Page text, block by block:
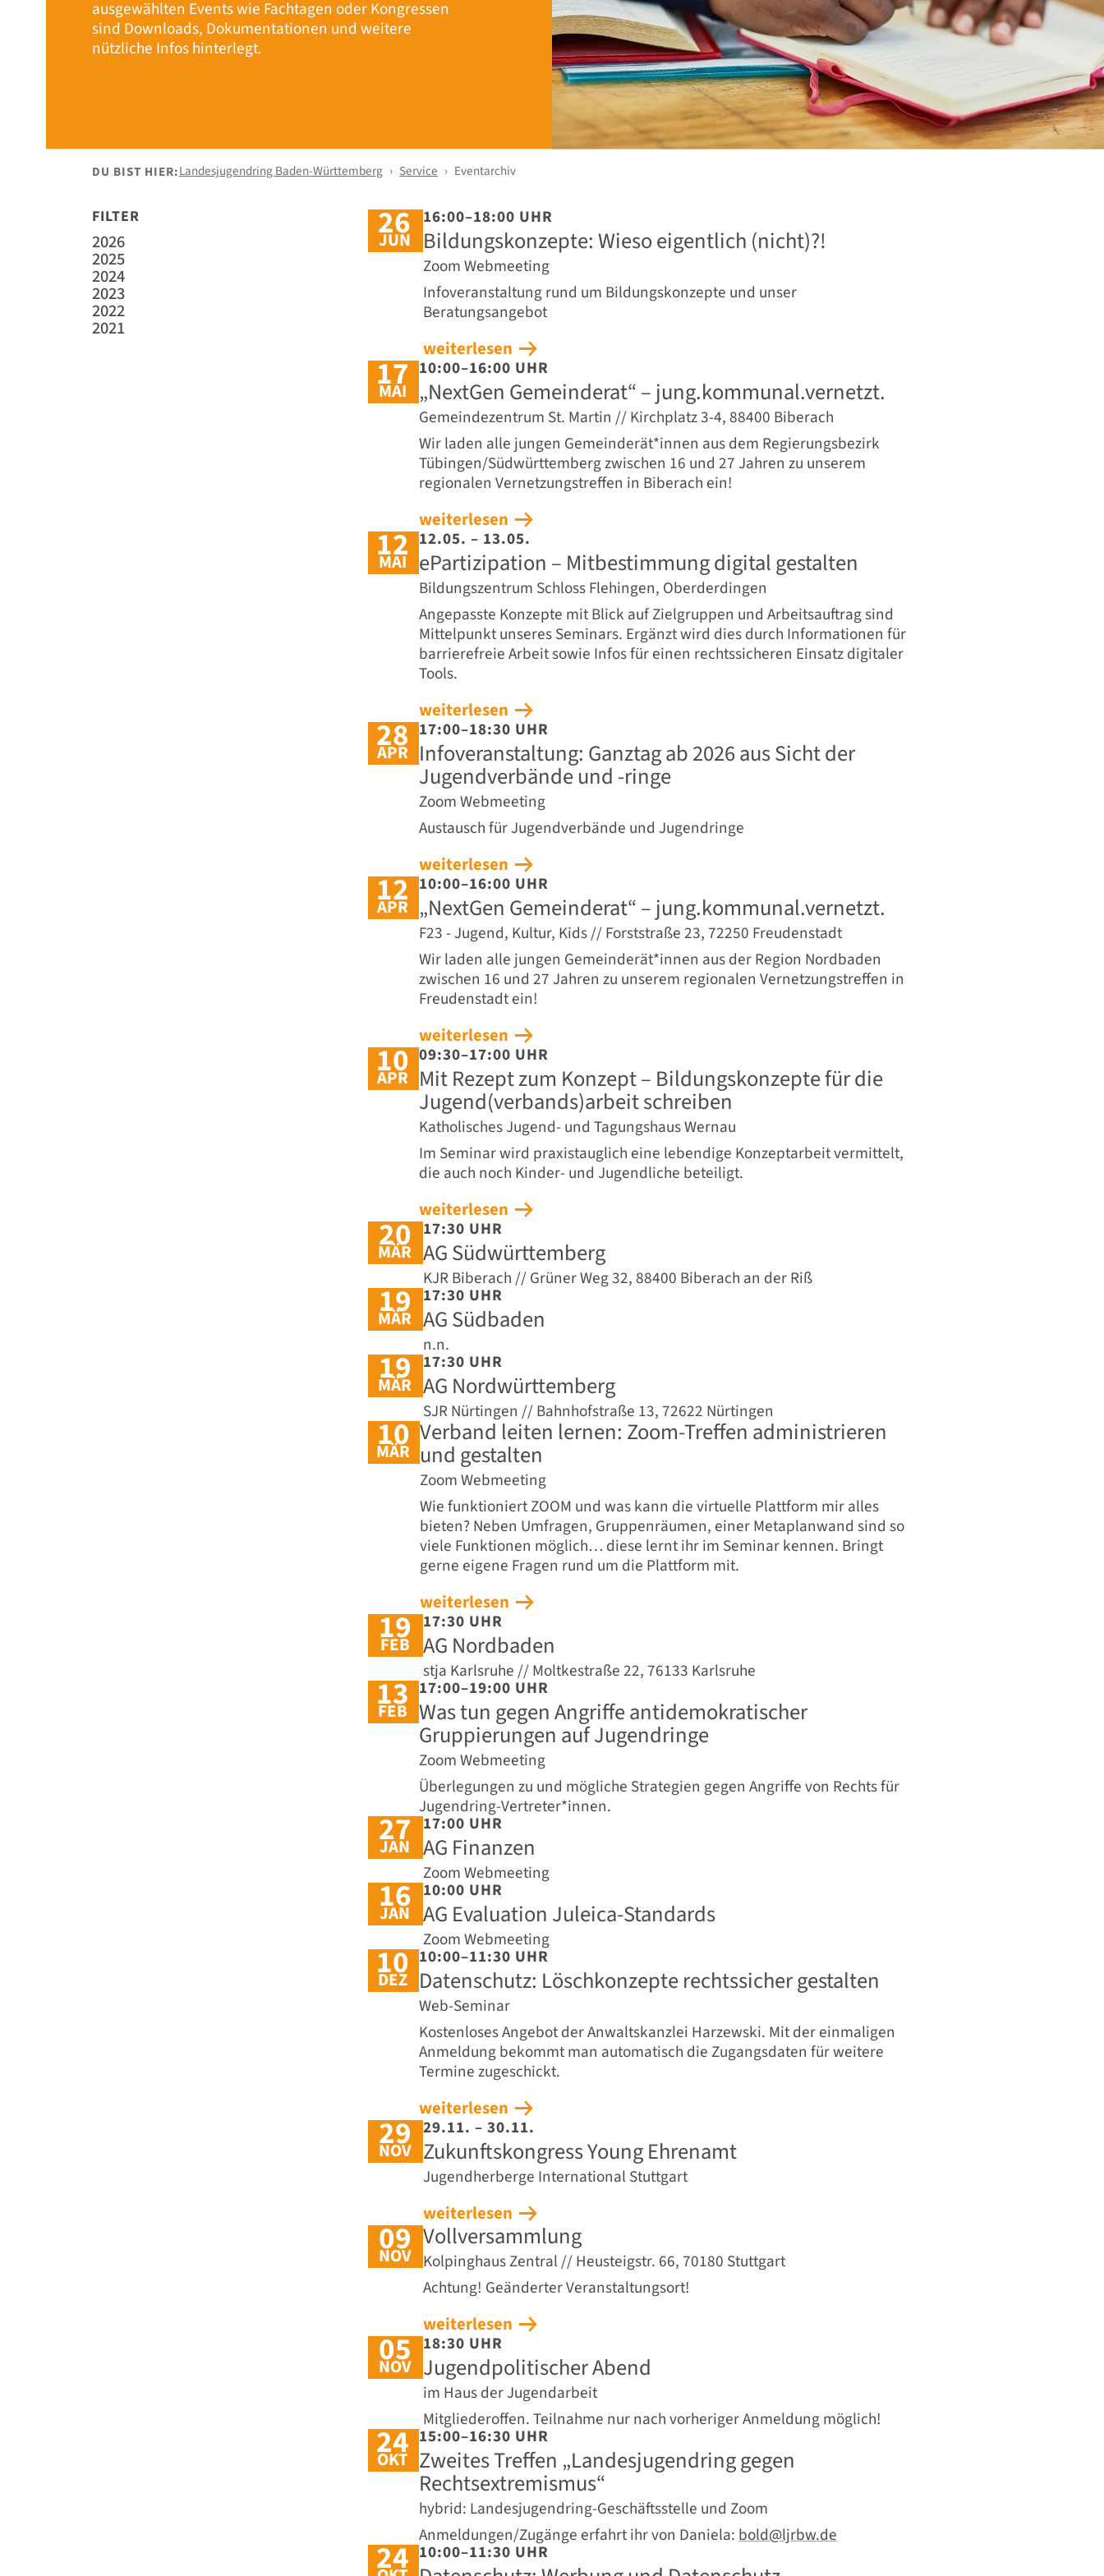
ausgewählten Events wie Fachtagen oder Kongressen
sind Downloads, Dokumentationen und weitere
nützliche Infos hinterlegt.
DU BIST HIER:Landesjugendring Baden-Württemberg Service Eventarchiv
FILTER
2026
2025
2024
2023
2022
2021
26
JUN
16:00–18:00 UHR
Bildungskonzepte: Wieso eigentlich (nicht)?!
Zoom Webmeeting
Infoveranstaltung rund um Bildungskonzepte und unser
Beratungsangebot
weiterlesen
17
MAI
10:00–16:00 UHR
„NextGen Gemeinderat“ – jung.kommunal.vernetzt.
Gemeindezentrum St. Martin // Kirchplatz 3-4, 88400 Biberach
Wir laden alle jungen Gemeinderät*innen aus dem Regierungsbezirk
Tübingen/Südwürttemberg zwischen 16 und 27 Jahren zu unserem
regionalen Vernetzungstreffen in Biberach ein!
weiterlesen
12
MAI
12.05. – 13.05.
ePartizipation – Mitbestimmung digital gestalten
Bildungszentrum Schloss Flehingen, Oberderdingen
Angepasste Konzepte mit Blick auf Zielgruppen und Arbeitsauftrag sind
Mittelpunkt unseres Seminars. Ergänzt wird dies durch Informationen für
barrierefreie Arbeit sowie Infos für einen rechtssicheren Einsatz digitaler
Tools.
weiterlesen
28
APR
17:00–18:30 UHR
Infoveranstaltung: Ganztag ab 2026 aus Sicht der
Jugendverbände und -ringe
Zoom Webmeeting
Austausch für Jugendverbände und Jugendringe
weiterlesen
12
APR
10:00–16:00 UHR
„NextGen Gemeinderat“ – jung.kommunal.vernetzt.
F23 - Jugend, Kultur, Kids // Forststraße 23, 72250 Freudenstadt
Wir laden alle jungen Gemeinderät*innen aus der Region Nordbaden
zwischen 16 und 27 Jahren zu unserem regionalen Vernetzungstreffen in
Freudenstadt ein!
weiterlesen
10
APR
09:30–17:00 UHR
Mit Rezept zum Konzept – Bildungskonzepte für die
Jugend(verbands)arbeit schreiben
Katholisches Jugend- und Tagungshaus Wernau
Im Seminar wird praxistauglich eine lebendige Konzeptarbeit vermittelt,
die auch noch Kinder- und Jugendliche beteiligt.
weiterlesen
20
MÄR
17:30 UHR
AG Südwürttemberg
KJR Biberach // Grüner Weg 32, 88400 Biberach an der Riß
19
MÄR
17:30 UHR
AG Südbaden
n.n.
19
MÄR
17:30 UHR
AG Nordwürttemberg
SJR Nürtingen // Bahnhofstraße 13, 72622 Nürtingen
10
MÄR
Verband leiten lernen: Zoom-Treffen administrieren
und gestalten
Zoom Webmeeting
Wie funktioniert ZOOM und was kann die virtuelle Plattform mir alles
bieten? Neben Umfragen, Gruppenräumen, einer Metaplanwand sind so
viele Funktionen möglich… diese lernt ihr im Seminar kennen. Bringt
gerne eigene Fragen rund um die Plattform mit.
weiterlesen
19
FEB
17:30 UHR
AG Nordbaden
stja Karlsruhe // Moltkestraße 22, 76133 Karlsruhe
13
FEB
17:00–19:00 UHR
Was tun gegen Angriffe antidemokratischer
Gruppierungen auf Jugendringe
Zoom Webmeeting
Überlegungen zu und mögliche Strategien gegen Angriffe von Rechts für
Jugendring-Vertreter*innen.
27
JAN
17:00 UHR
AG Finanzen
Zoom Webmeeting
16
JAN
10:00 UHR
AG Evaluation Juleica-Standards
Zoom Webmeeting
10
DEZ
10:00–11:30 UHR
Datenschutz: Löschkonzepte rechtssicher gestalten
Web-Seminar
Kostenloses Angebot der Anwaltskanzlei Harzewski. Mit der einmaligen
Anmeldung bekommt man automatisch die Zugangsdaten für weitere
Termine zugeschickt.
weiterlesen
29
NOV
29.11. – 30.11.
Zukunftskongress Young Ehrenamt
Jugendherberge International Stuttgart
weiterlesen
09
NOV
Vollversammlung
Kolpinghaus Zentral // Heusteigstr. 66, 70180 Stuttgart
Achtung! Geänderter Veranstaltungsort!
weiterlesen
05
NOV
18:30 UHR
Jugendpolitischer Abend
im Haus der Jugendarbeit
Mitgliederoffen. Teilnahme nur nach vorheriger Anmeldung möglich!
24
OKT
15:00–16:30 UHR
Zweites Treffen „Landesjugendring gegen
Rechtsextremismus“
hybrid: Landesjugendring-Geschäftsstelle und Zoom
Anmeldungen/Zugänge erfahrt ihr von Daniela:bold@ljrbw.de
24 10:00–11:30 UHR